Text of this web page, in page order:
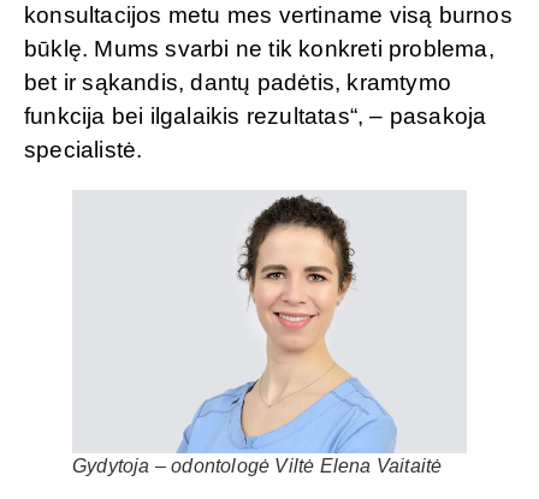
konsultacijos metu mes vertiname visą burnos
būklę. Mums svarbi ne tik konkreti problema,
bet ir sąkandis, dantų padėtis, kramtymo
funkcija bei ilgalaikis rezultatas“, – pasakoja
specialistė.
Gydytoja – odontologė Viltė Elena Vaitaitė